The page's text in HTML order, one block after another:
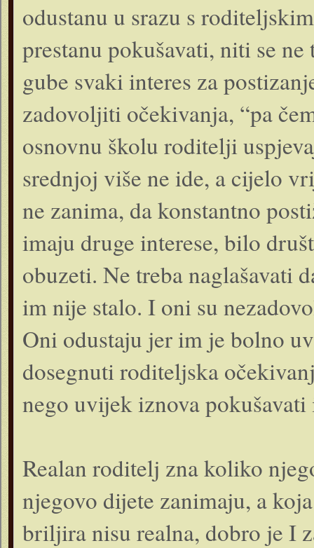
odustanu u srazu s
prestanu pokušavati, niti se
gube svaki interes za
zadovoljiti očekivanja, “pa
osnovnu školu roditelji
srednjoj više ne ide, a cijelo
ne zanima, da konstantno
imaju druge interese, bilo
obuzeti. Ne treba naglašavati
im nije stalo. I oni su
Oni odustaju jer im je bolno
dosegnuti roditeljska
nego uvijek iznova
Realan roditelj zna koliko
njegovo dijete zanimaju, a
briljira nisu realna, dobro je I